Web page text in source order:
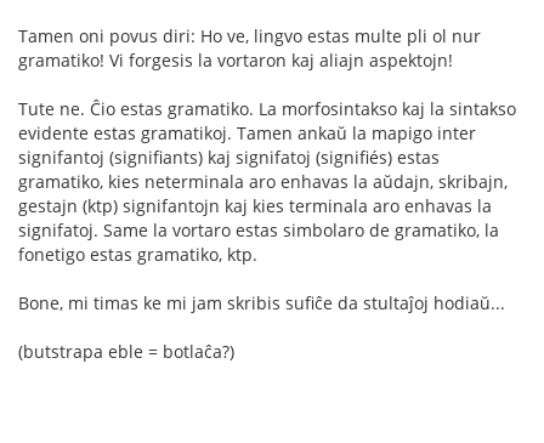
Tamen oni povus diri: Ho ve, lingvo estas multe pli ol nur
gramatiko! Vi forgesis la vortaron kaj aliajn aspektojn!
Tute ne. Ĉio estas gramatiko. La morfosintakso kaj la sintakso
evidente estas gramatikoj. Tamen ankaŭ la mapigo inter
signifantoj (signifiants) kaj signifatoj (signifiés) estas
gramatiko, kies neterminala aro enhavas la aŭdajn, skribajn,
gestajn (ktp) signifantojn kaj kies terminala aro enhavas la
signifatoj. Same la vortaro estas simbolaro de gramatiko, la
fonetigo estas gramatiko, ktp.
Bone, mi timas ke mi jam skribis sufiĉe da stultaĵoj hodiaŭ...
(butstrapa eble = botlaĉa?)